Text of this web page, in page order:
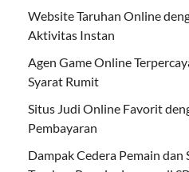
Website Taruhan Online
Aktivitas Instan
Agen Game Online
Syarat Rumit
Situs Judi Online Favorit
Pembayaran
Dampak Cedera Pemain dan